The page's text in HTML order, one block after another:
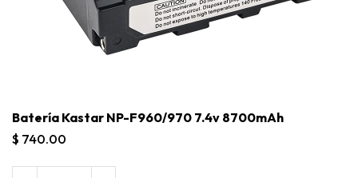
Batería Kastar NP-F960/970 7.4v 8700mAh
$ 740.00